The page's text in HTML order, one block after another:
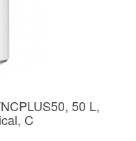
50 L,
C